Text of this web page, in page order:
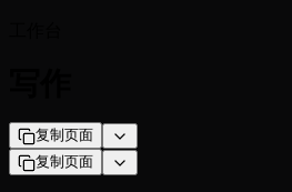
复制页面
复制页面